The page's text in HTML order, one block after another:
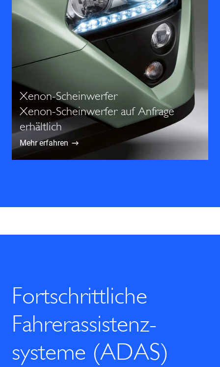
Xenon-Scheinwerfer
Xenon-Scheinwerfer auf Anfrage
erhältlich
Mehr erfahren
Fortschrittliche
Fahrerassistenz­
systeme (ADAS)